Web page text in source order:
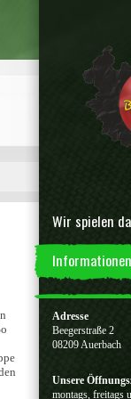
Wir spielen
Adresse
Beegerstraße 2
08209 Auerbach
Unsere
montags, freitags